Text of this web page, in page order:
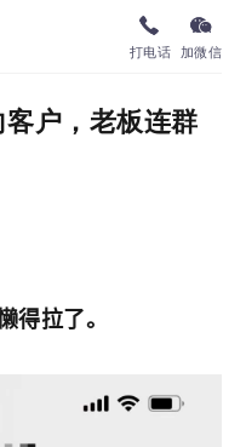
打电话 加微信
户，老板连群
得拉了。